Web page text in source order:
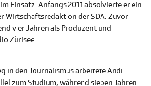
Einsatz. Anfangs 2011 absolvierte er ein
Wirtschaftsredaktion der SDA. Zuvor
vier Jahren als Produzent und
Zürisee.
in den Journalismus arbeitete Andi
zum Studium, während sieben Jahren